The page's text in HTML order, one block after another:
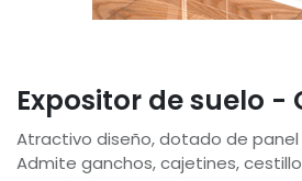
Expositor de suelo -
Atractivo diseño, dotado de
Admite ganchos, cajetines,